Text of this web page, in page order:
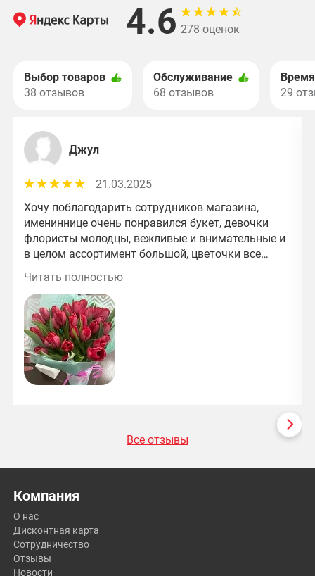
Все отзывы
4.6 278 оценок
Выбор товаров
38 отзывов
Обслуживание
68 отзывов
29
Джул
21.03.2025
Хочу поблагодарить сотрудников магазина,
имениннице очень понравился букет, девочки
флористы молодцы, вежливые и внимательные и
в целом ассортимент большой, цветочки все
свежие) и цены приятные)
Читать полностью
Компания
О нас
Дисконтная карта
Сотрудничество
Отзывы
Новости